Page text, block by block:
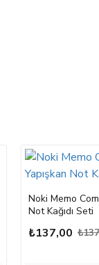
Noki Memo
Not Kağıdı Seti
₺137,00